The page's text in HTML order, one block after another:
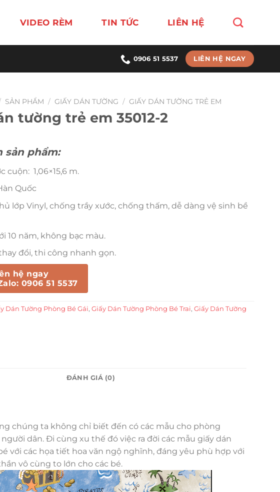
VIDEO RÈM TIN TỨC LIÊN HỆ
0906 51 5537 LIÊN HỆ NGAY
SẢN PHẨM / GIẤY DÁN TƯỜNG / GIẤY DÁN TƯỜNG TRẺ EM
tường trẻ em 35012-2
sản phẩm:
cuộn: 1,06×15,6 m.
Quốc
lớp Vinyl, chống trầy xước, chống thấm, dễ dàng vệ sinh bề
10 năm, không bạc màu.
đổi, thi công nhanh gọn.
hệ ngay
0906 51 5537
Dán Tường Phòng Bé Gái, Giấy Dán Tường Phòng Bé Trai, Giấy Dán Tường
ĐÁNH GIÁ (0)
chúng ta không chỉ biết đến có các mẫu cho phòng
dân. Đi cùng xu thế đó việc ra đời các mẫu giấy dán
với các họa tiết hoa văn ngộ nghĩnh, đáng yêu phù hợp với
vô cùng to lớn cho các bé.